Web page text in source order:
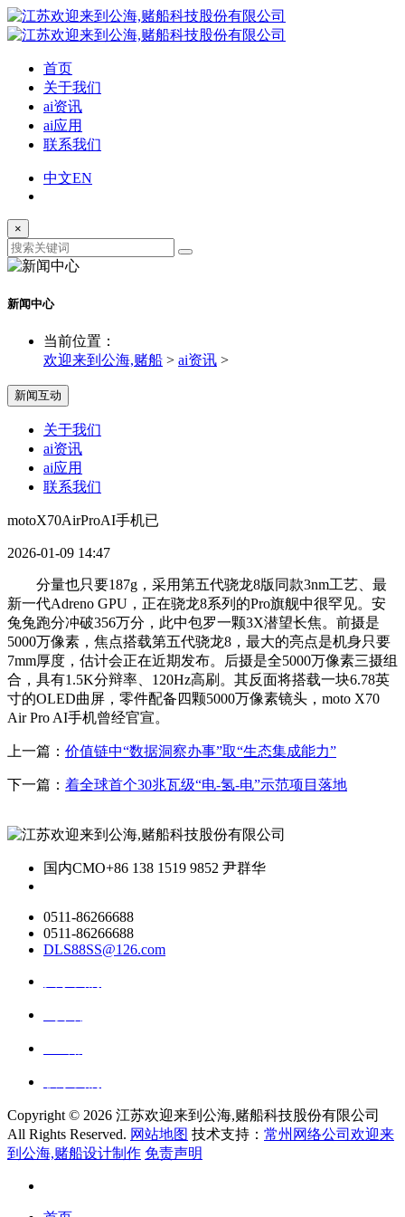
首页
关于我们
ai资讯
ai应用
联系我们
中文EN
×
新闻中心
当前位置：
欢迎来到公海,赌船 > ai资讯 >
新闻互动
关于我们
ai资讯
ai应用
联系我们
motoX70AirProAI手机已
2026-01-09 14:47
分量也只要187g，采用第五代骁龙8版同款3nm工艺、最
新一代Adreno GPU，正在骁龙8系列的Pro旗舰中很罕见。安
兔兔跑分冲破356万分，此中包罗一颗3X潜望长焦。前摄是
5000万像素，焦点搭载第五代骁龙8，最大的亮点是机身只要
7mm厚度，估计会正在近期发布。后摄是全5000万像素三摄组
合，具有1.5K分辩率、120Hz高刷。其反面将搭载一块6.78英
寸的OLED曲屏，零件配备四颗5000万像素镜头，moto X70
Air Pro AI手机曾经官宣。
上一篇： 价值链中“数据洞察办事”取“生态集成能力”
下一篇： 着全球首个30兆瓦级“电-氢-电”示范项目落地
国内CMO+86 138 1519 9852 尹群华
0511-86266688
0511-86266688
DLS88SS@126.com
Copyright © 2026 江苏欢迎来到公海,赌船科技股份有限公司
All Rights Reserved. 网站地图 技术支持： 常州网络公司欢迎来
到公海,赌船设计制作 免责声明